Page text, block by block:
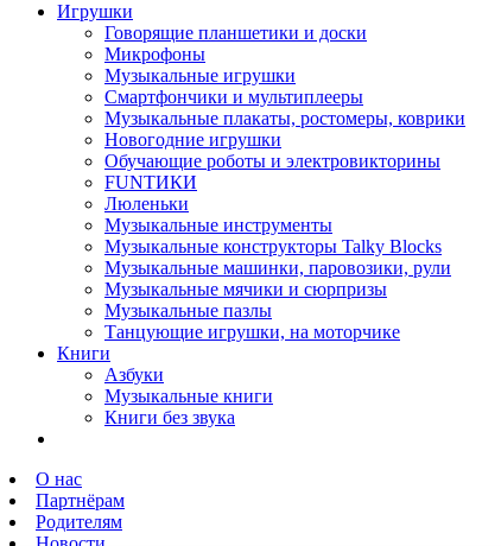
Игрушки
Говорящие планшетики и доски
Микрофоны
Музыкальные игрушки
Смартфончики и мультиплееры
Музыкальные плакаты, ростомеры, коврики
Новогодние игрушки
Обучающие роботы и электровикторины
FUNТИКИ
Люленьки
Музыкальные инструменты
Музыкальные конструкторы Talky Blocks
Музыкальные машинки, паровозики, рули
Музыкальные мячики и сюрпризы
Музыкальные пазлы
Танцующие игрушки, на моторчике
Книги
Азбуки
Музыкальные книги
Книги без звука
О нас
Партнёрам
Родителям